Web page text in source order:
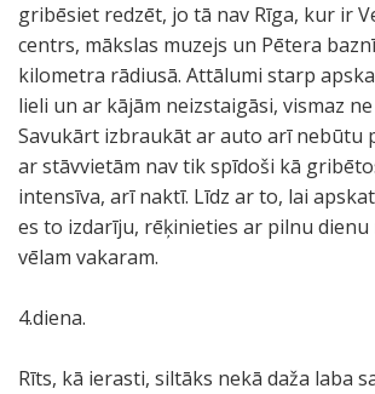
gribēsiet redzēt, jo tā nav Rīga, kur ir
centrs, mākslas muzejs un Pētera
kilometra rādiusā. Attālumi starp
lieli un ar kājām neizstaigāsi, vismaz
Savukārt izbraukāt ar auto arī nebūtu
ar stāvvietām nav tik spīdoši kā
intensīva, arī naktī. Līdz ar to, lai
es to izdarīju, rēķinieties ar pilnu
vēlam vakaram.
4.diena.
Rīts, kā ierasti, siltāks nekā daža laba